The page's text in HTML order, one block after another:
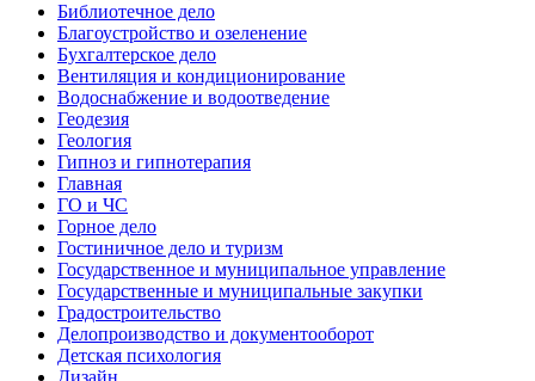
Библиотечное дело
Благоустройство и озеленение
Бухгалтерское дело
Вентиляция и кондиционирование
Водоснабжение и водоотведение
Геодезия
Геология
Гипноз и гипнотерапия
Главная
ГО и ЧС
Горное дело
Гостиничное дело и туризм
Государственное и муниципальное управление
Государственные и муниципальные закупки
Градостроительство
Делопроизводство и документооборот
Детская психология
Дизайн